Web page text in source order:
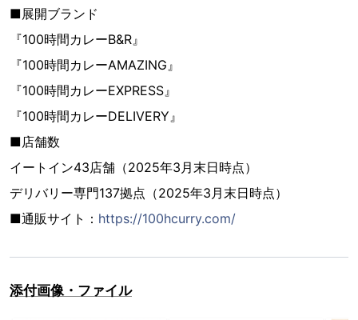
■展開ブランド
『100時間カレーB&R』
『100時間カレーAMAZING』
『100時間カレーEXPRESS』
『100時間カレーDELIVERY』
■店舗数
イートイン43店舗（2025年3月末日時点）
デリバリー専門137拠点（2025年3月末日時点）
■通販サイト： https://100hcurry.com/
添付画像・ファイル